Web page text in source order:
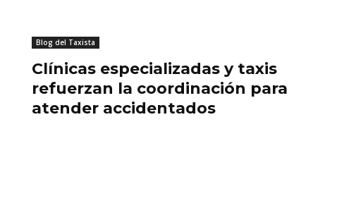
Blog del Taxista
Clínicas especializadas y taxis
refuerzan la coordinación para
atender accidentados